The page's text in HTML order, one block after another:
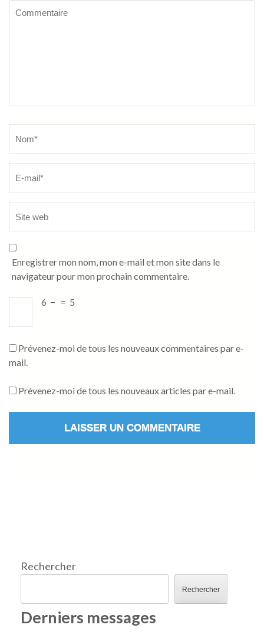
Enregistrer mon nom, mon e-mail et mon site dans le
navigateur pour mon prochain commentaire.
6 − = 5
Prévenez-moi de tous les nouveaux commentaires par e-
mail.
Prévenez-moi de tous les nouveaux articles par e-mail.
Rechercher
Rechercher
Derniers messages